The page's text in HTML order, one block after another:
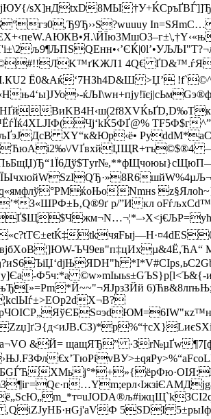
ѕХ]нДtхD8МЫ­
4Q€
Ё0&Aќ‘7НЗh4D&Ш >Џ’
њ4‘ы]ЈУо›-
XY“к&Юp‹ё•
VҐвхйЏЩR+тъ©$®4
Nmнѕ
З«ШРФ±Ь‚Q®9ґ p/”Икл
-Ф5ч:*a
&Й= щащЯЂ” ·Зr№µҐw
ХМь
¶mЗ¶iг=Qє·п
‚QіZЈуНБ·нGј'aVФ 5SDI